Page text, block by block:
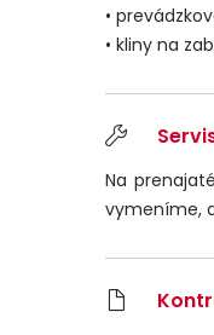
•
• kliny na
Na
vymeníme,